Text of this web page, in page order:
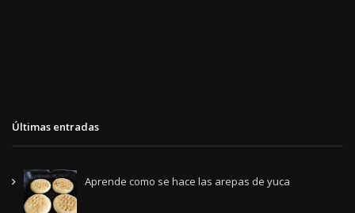
Últimas entradas
Aprende como se hace las arepas de yuca